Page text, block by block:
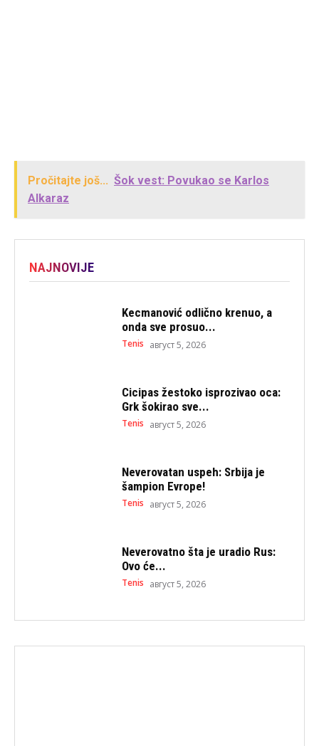
Pročitajte još... Šok vest: Povukao se Karlos
Alkaraz
NAJNOVIJE
Kecmanović odlično krenuo, a
onda sve prosuo...
Tenis август 5, 2026
Cicipas žestoko isprozivao oca:
Grk šokirao sve...
Tenis август 5, 2026
Neverovatan uspeh: Srbija je
šampion Evrope!
Tenis август 5, 2026
Neverovatno šta je uradio Rus:
Ovo će...
Tenis август 5, 2026